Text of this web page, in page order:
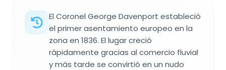
El Coronel George Davenport estableció
el primer asentamiento europeo en la
zona en 1836. El lugar creció
rápidamente gracias al comercio fluvial
y más tarde se convirtió en un nudo